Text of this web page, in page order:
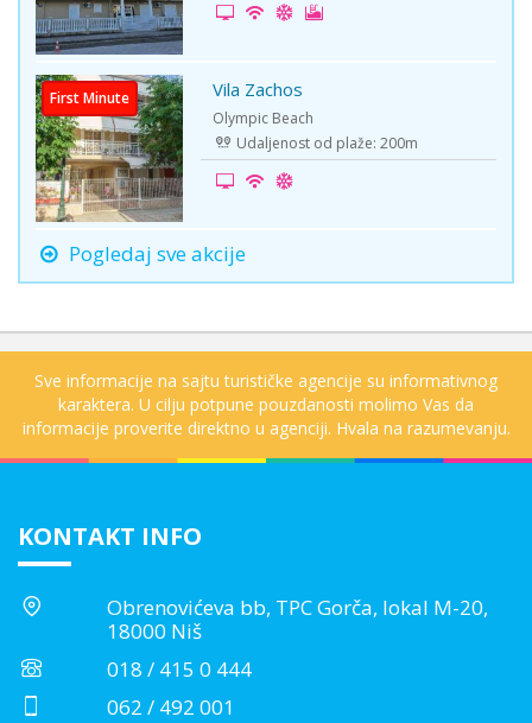
First Minute Vila Zachos
Olympic Beach
Udaljenost od plaže: 200m
Pogledaj sve akcije
Sve informacije na sajtu turističke agencije su informativnog
karaktera. U cilju potpune pouzdanosti molimo Vas da
informacije proverite direktno u agenciji. Hvala na razumevanju.
KONTAKT INFO
Obrenovićeva bb, TPC Gorča, lokal M-20,
18000 Niš
018 / 415 0 444
062 / 492 001